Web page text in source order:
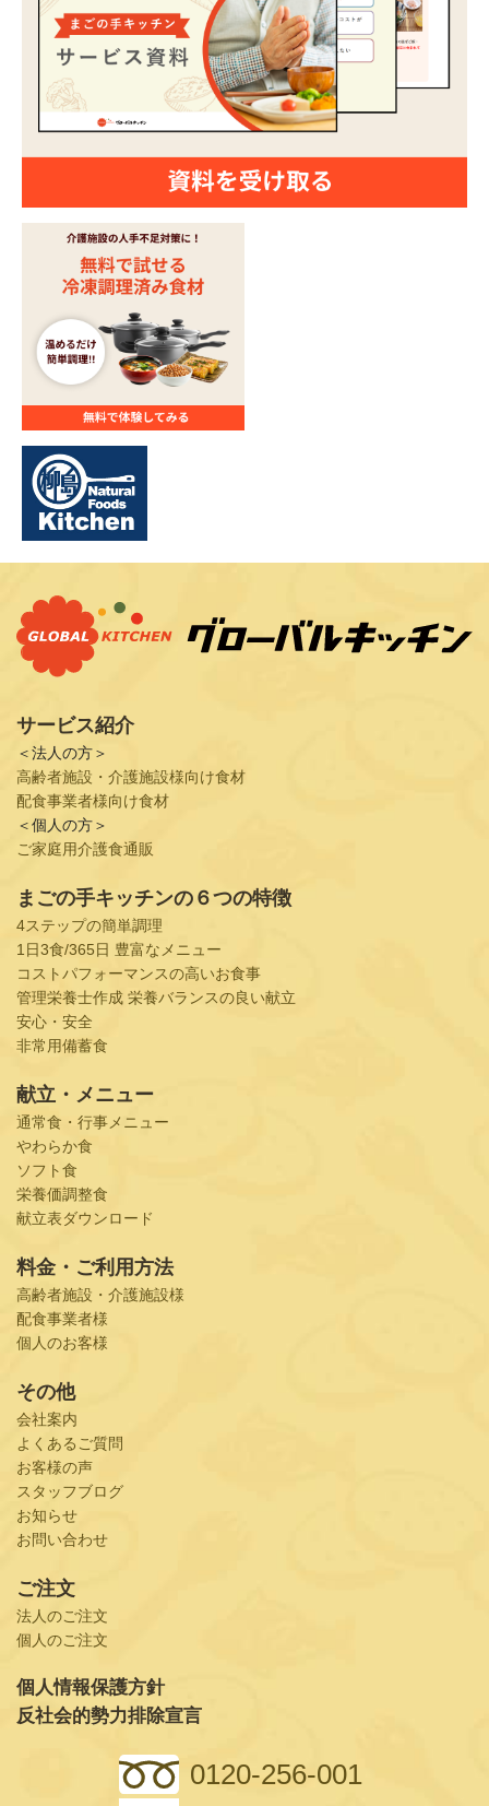
サービス紹介
＜法人の方＞
高齢者施設・介護施設様向け食材
配食事業者様向け食材
＜個人の方＞
ご家庭用介護食通販
まごの手キッチンの６つの特徴
4ステップの簡単調理
1日3食/365日 豊富なメニュー
コストパフォーマンスの高いお食事
管理栄養士作成 栄養バランスの良い献立
安心・安全
非常用備蓄食
献立・メニュー
通常食・行事メニュー
やわらか食
ソフト食
栄養価調整食
献立表ダウンロード
料金・ご利用方法
高齢者施設・介護施設様
配食事業者様
個人のお客様
その他
会社案内
よくあるご質問
お客様の声
スタッフブログ
お知らせ
お問い合わせ
ご注文
法人のご注文
個人のご注文
個人情報保護方針
反社会的勢力排除宣言
0120-256-001